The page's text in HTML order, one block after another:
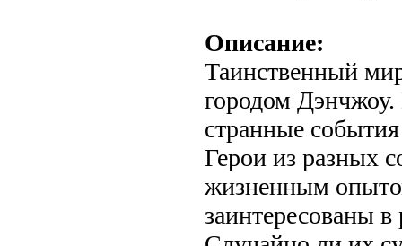
Описание:
Таинственный
городом
странные
Герои из разных
жизненным
заинтересованы в